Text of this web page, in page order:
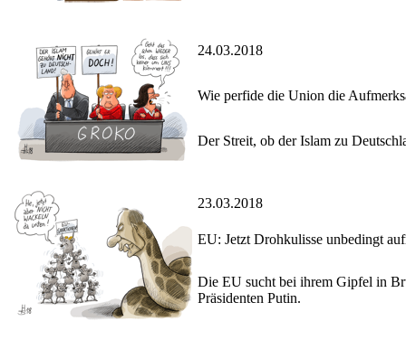
24.03.2018
Wie perfide die Union die
Der Streit, ob der Islam zu
23.03.2018
EU: Jetzt Drohkulisse unbedingt
Die EU sucht bei ihrem Gipfel in
Präsidenten Putin.